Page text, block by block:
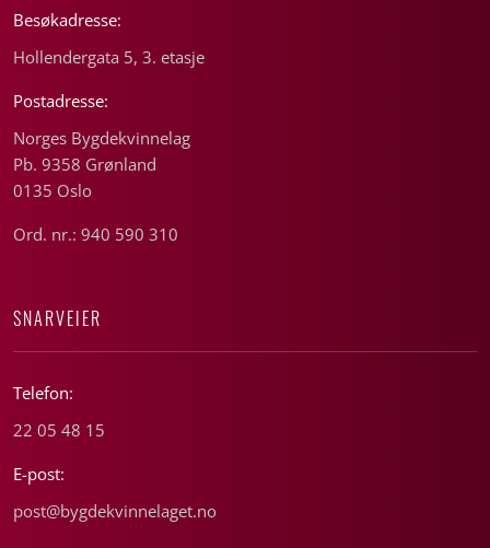
Besøkadresse:
Hollendergata 5, 3. etasje
Postadresse:
Norges Bygdekvinnelag
Pb. 9358 Grønland
0135 Oslo
Ord. nr.: 940 590 310
SNARVEIER
Telefon:
22 05 48 15
E-post:
post@bygdekvinnelaget.no